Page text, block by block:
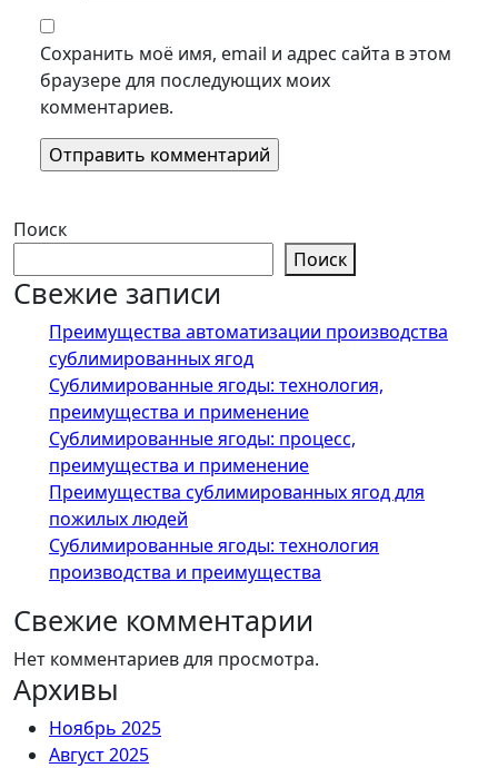
Сохранить моё имя, email и адрес сайта в этом
браузере для последующих моих
комментариев.
Поиск
Поиск
Свежие записи
Преимущества автоматизации производства
сублимированных ягод
Сублимированные ягоды: технология,
преимущества и применение
Сублимированные ягоды: процесс,
преимущества и применение
Преимущества сублимированных ягод для
пожилых людей
Сублимированные ягоды: технология
производства и преимущества
Свежие комментарии
Нет комментариев для просмотра.
Архивы
Ноябрь 2025
Август 2025